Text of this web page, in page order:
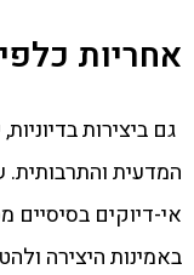
אחריות
גם ביצירות
המדעית והתרבותית.
אי-דיוקים בסיסיים
באמינות היצירה